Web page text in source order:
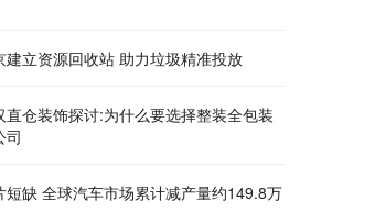
建立资源回收站 助力垃圾精准投放
直仓装饰探讨:为什么要选择整装全包装
司
短缺 全球汽车市场累计减产量约149.8万